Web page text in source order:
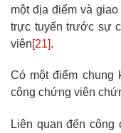
một địa điểm và
trực tuyến trước sự
viên[21].
Có một điểm chung
công chứng viên
Liên quan đến